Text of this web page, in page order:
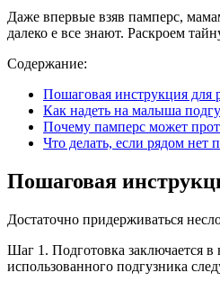
Даже впервые взяв памперс,
далеко е все знают. Раскроем
Содержание:
Пошаговая инструкция для
Как надеть на малыша
Почему памперс может
Что делать, если рядом нет
Пошаговая
Достаточно придерживаться
Шаг 1. Подготовка заключается
использованного подгузника